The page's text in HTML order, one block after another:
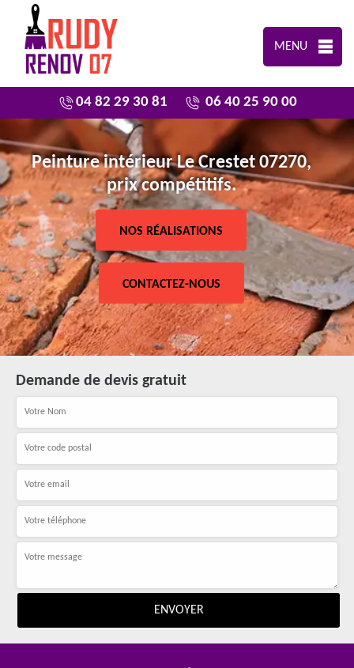
MENU
04 82 29 30 81 06 40 25 90 00
Peinture intérieur Le Crestet 07270,
prix compétitifs.
NOS RÉALISATIONS
CONTACTEZ-NOUS
Demande de devis gratuit